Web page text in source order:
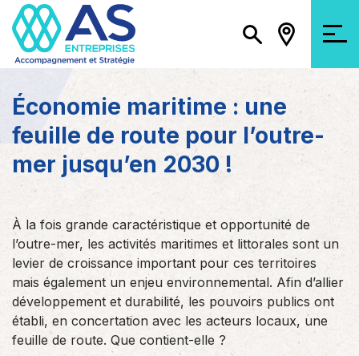
Économie maritime : une
feuille de route pour l’outre-
mer jusqu’en 2030 !
À la fois grande caractéristique et opportunité de
l’outre-mer, les activités maritimes et littorales sont un
levier de croissance important pour ces territoires
mais également un enjeu environnemental. Afin d’allier
développement et durabilité, les pouvoirs publics ont
établi, en concertation avec les acteurs locaux, une
feuille de route. Que contient-elle ?